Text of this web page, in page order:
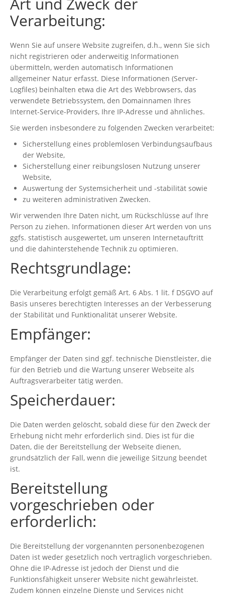
Verarbeitung:
Wenn Sie auf unsere Website zugreifen, d.h., wenn Sie sich
nicht registrieren oder anderweitig Informationen
übermitteln, werden automatisch Informationen
allgemeiner Natur erfasst. Diese Informationen (Server-
Logfiles) beinhalten etwa die Art des Webbrowsers, das
verwendete Betriebssystem, den Domainnamen Ihres
Internet-Service-Providers, Ihre IP-Adresse und ähnliches.
Sie werden insbesondere zu folgenden Zwecken verarbeitet:
Sicherstellung eines problemlosen Verbindungsaufbaus
der Website,
Sicherstellung einer reibungslosen Nutzung unserer
Website,
Auswertung der Systemsicherheit und -stabilität sowie
zu weiteren administrativen Zwecken.
Wir verwenden Ihre Daten nicht, um Rückschlüsse auf Ihre
Person zu ziehen. Informationen dieser Art werden von uns
ggfs. statistisch ausgewertet, um unseren Internetauftritt
und die dahinterstehende Technik zu optimieren.
Rechtsgrundlage:
Die Verarbeitung erfolgt gemäß Art. 6 Abs. 1 lit. f DSGVO auf
Basis unseres berechtigten Interesses an der Verbesserung
der Stabilität und Funktionalität unserer Website.
Empfänger:
Empfänger der Daten sind ggf. technische Dienstleister, die
für den Betrieb und die Wartung unserer Webseite als
Auftragsverarbeiter tätig werden.
Speicherdauer:
Die Daten werden gelöscht, sobald diese für den Zweck der
Erhebung nicht mehr erforderlich sind. Dies ist für die
Daten, die der Bereitstellung der Webseite dienen,
grundsätzlich der Fall, wenn die jeweilige Sitzung beendet
ist.
Bereitstellung
vorgeschrieben oder
erforderlich:
Die Bereitstellung der vorgenannten personenbezogenen
Daten ist weder gesetzlich noch vertraglich vorgeschrieben.
Ohne die IP-Adresse ist jedoch der Dienst und die
Funktionsfähigkeit unserer Website nicht gewährleistet.
Zudem können einzelne Dienste und Services nicht